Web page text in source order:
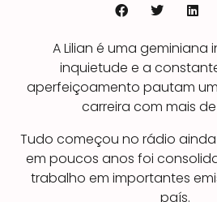
F
a
e
b
o
o
k
T
t
t
e
r
L
k
e
d
i
n
A Lilian é uma geminiana
inquietude e a
aperfeiçoamento pautam
carreira com mais de
Tudo começou no rádio
em poucos anos foi
trabalho em importantes
país.